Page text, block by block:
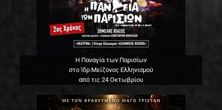
Η Παναγία των Παρισίων
στο Ίδρ.Μείζονος Ελληνισμού
από τις 24 Οκτωβρίου